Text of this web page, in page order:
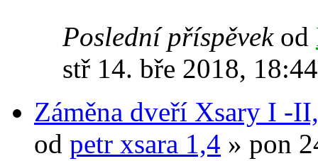
Poslední příspěvek od
stř 14. bře 2018, 18:44
Záměna dveří Xsary I -
od petr xsara 1,4 » pon